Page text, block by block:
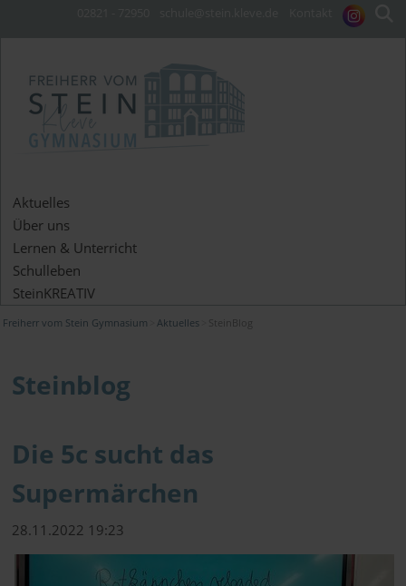
Aktuelles
Über uns
Lernen & Unterricht
Schulleben
SteinKREATIV
Freiherr vom Stein Gymnasium Aktuelles SteinBlog
Steinblog
Die 5c sucht das
Supermärchen
28.11.2022 19:23